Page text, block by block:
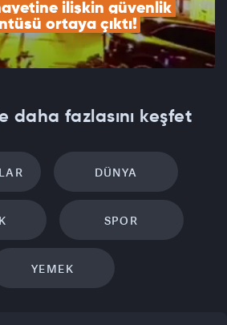
ilişkin güvenlik
ortaya çıktı!
daha fazlasını keşfet
DÜNYA
SPOR
YEMEK